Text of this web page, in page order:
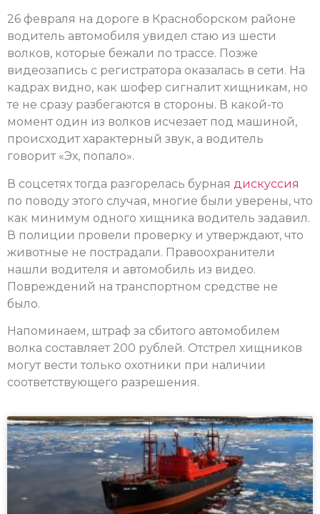
26 февраля на дороге в Красноборском районе
водитель автомобиля увидел стаю из шести
волков, которые бежали по трассе. Позже
видеозапись с регистратора оказалась в сети. На
кадрах видно, как шофер сигналит хищникам, но
те не сразу разбегаются в стороны. В какой-то
момент один из волков исчезает под машиной,
происходит характерный звук, а водитель
говорит «Эх, попало».
В соцсетях тогда разгорелась бурная дискуссия
по поводу этого случая, многие были уверены, что
как минимум одного хищника водитель задавил.
В полиции провели проверку и утверждают, что
животные не пострадали. Правоохранители
нашли водителя и автомобиль из видео.
Повреждений на транспортном средстве не
было.
Напоминаем, штраф за сбитого автомобилем
волка составляет 200 рублей. Отстрел хищников
могут вести только охотники при наличии
соответствующего разрешения.